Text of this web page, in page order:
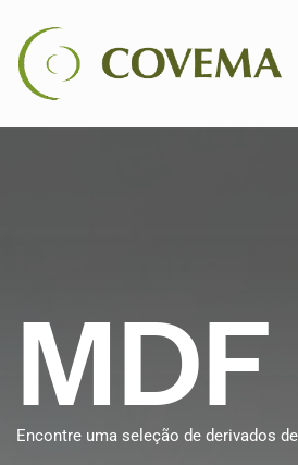
MDF
Encontre uma seleção de derivados